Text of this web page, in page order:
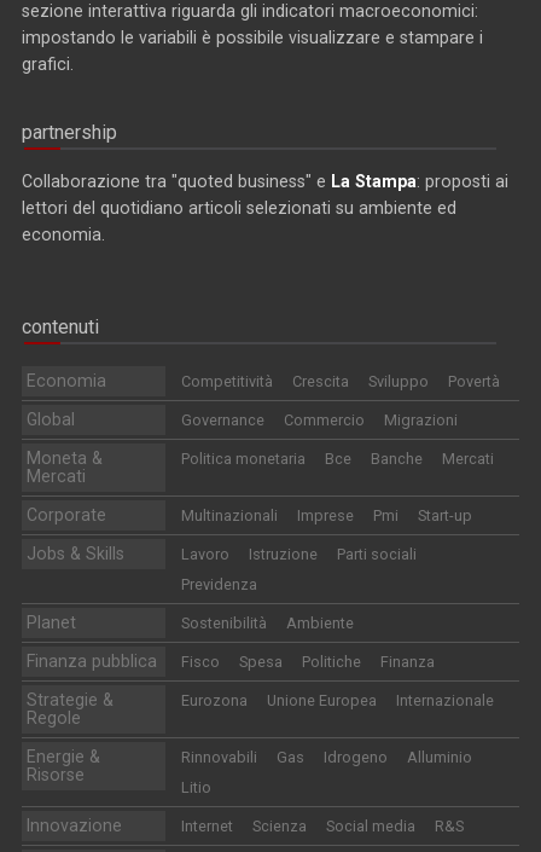
sezione interattiva riguarda gli indicatori macroeconomici:
impostando le variabili è possibile visualizzare e stampare i
grafici.
partnership
Collaborazione tra "quoted business" e La Stampa: proposti ai
lettori del quotidiano articoli selezionati su ambiente ed
economia.
contenuti
Economia Competitività Crescita Sviluppo Povertà
Global Governance Commercio Migrazioni
Moneta &
Mercati
Politica monetaria Bce Banche Mercati
Corporate Multinazionali Imprese Pmi Start-up
Jobs & Skills Lavoro Istruzione
Parti sociali
Previdenza
Planet Sostenibilità Ambiente
Finanza pubblica Fisco Spesa Politiche Finanza
Strategie &
Regole
Eurozona Unione Europea Internazionale
Energie &
Risorse
Rinnovabili Gas Idrogeno
Alluminio
Litio
Innovazione Internet Scienza Social media R&S